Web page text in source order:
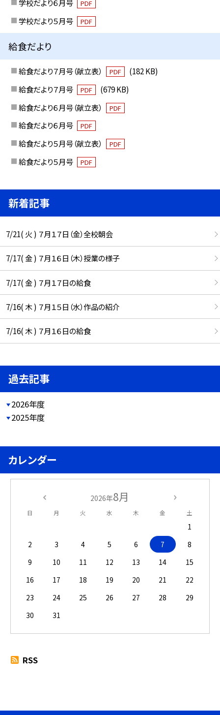
学校だより６月号
PDF
学校だより５月号 PDF
給食だより
給食だより７月号（献立表） PDF
(182 KB)
給食だより７月号
PDF
(679 KB)
給食だより６月号（献立表）
PDF
給食だより６月号 PDF
給食だより５月号（献立表） PDF
給食だより５月号 PDF
新着記事
7/21( 火 ) ７月１７日（金）全校朝会
7/17( 金 ) ７月１６日（木）授業の様子
7/17( 金 ) ７月１７日の給食
7/16( 木 ) ７月１５日（水）作品の紹介
7/16( 木 ) ７月１６日の給食
過去記事
2026年度
2025年度
カレンダー
2026年8月
日 月 火 水 木 金 土
1
2
3 4 5 6 7
8
9
10 11 12 13 14
15
16
17 18 19 20 21
22
23
24 25 26 27 28
29
30
31
RSS